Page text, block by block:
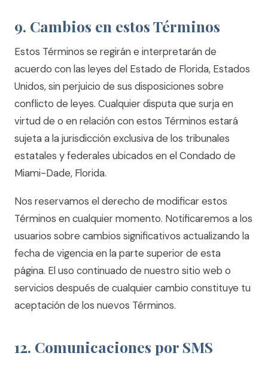
9. Cambios en estos Términos
Estos Términos se regirán e interpretarán de
acuerdo con las leyes del Estado de Florida, Estados
Unidos, sin perjuicio de sus disposiciones sobre
conflicto de leyes. Cualquier disputa que surja en
virtud de o en relación con estos Términos estará
sujeta a la jurisdicción exclusiva de los tribunales
estatales y federales ubicados en el Condado de
Miami-Dade, Florida.
Nos reservamos el derecho de modificar estos
Términos en cualquier momento. Notificaremos a los
usuarios sobre cambios significativos actualizando la
fecha de vigencia en la parte superior de esta
página. El uso continuado de nuestro sitio web o
servicios después de cualquier cambio constituye tu
aceptación de los nuevos Términos.
12. Comunicaciones por SMS